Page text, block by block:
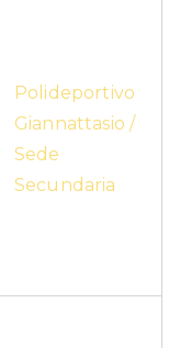
Polideportivo
Giannattasio /
Sede
Secundaria